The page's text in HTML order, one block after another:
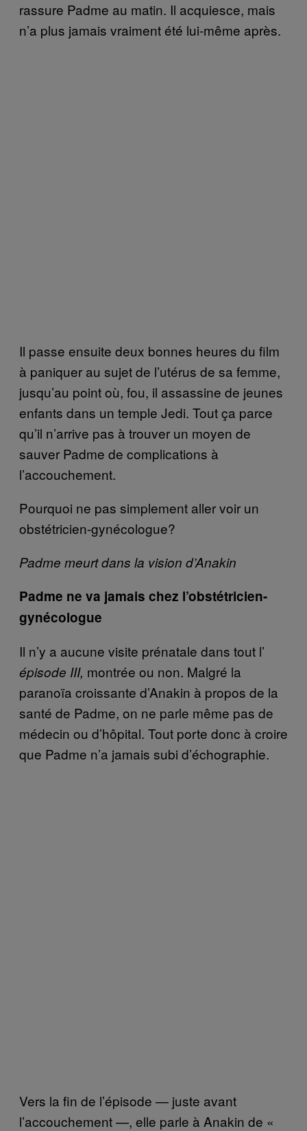
rassure Padme au matin. Il acquiesce, mais
n’a plus jamais vraiment été lui-même après.
Il passe ensuite deux bonnes heures du film
à paniquer au sujet de l’utérus de sa femme,
jusqu’au point où, fou, il assassine de jeunes
enfants dans un temple Jedi. Tout ça parce
qu’il n’arrive pas à trouver un moyen de
sauver Padme de complications à
l’accouchement.
Pourquoi ne pas simplement aller voir un
obstétricien-gynécologue?
Padme meurt dans la vision d’Anakin
Padme ne va jamais chez l’obstétricien-
gynécologue
Il n’y a aucune visite prénatale dans tout l’
épisode III, montrée ou non. Malgré la
paranoïa croissante d’Anakin à propos de la
santé de Padme, on ne parle même pas de
médecin ou d’hôpital. Tout porte donc à croire
que Padme n’a jamais subi d’échographie.
Vers la fin de l’épisode — juste avant
l’accouchement —, elle parle à Anakin de «